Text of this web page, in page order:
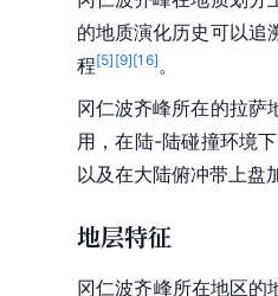
的地质演化历史可以追
程[5] [9][16] 。
冈仁波齐峰所在的拉萨
用，在陆-陆碰撞环境
以及在大陆俯冲带上盘
地层特征
冈仁波齐峰所在地区的